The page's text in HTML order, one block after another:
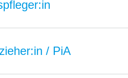
/ PiA